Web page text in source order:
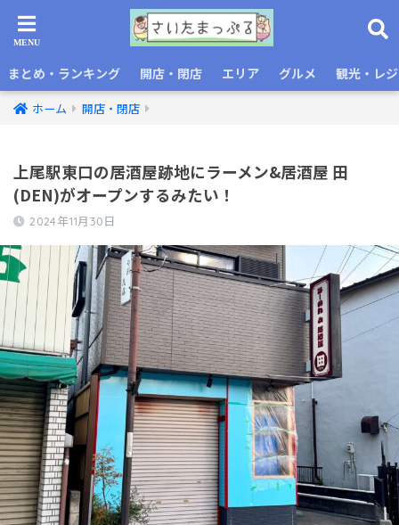
まとめ・ランキング 開店・閉店 エリア グルメ 観光・レ
ホーム 開店・閉店
上尾駅東口の居酒屋跡地にラーメン&居酒屋 田
(DEN)がオープンするみたい！
2024年11月30日